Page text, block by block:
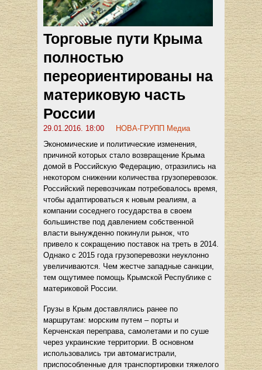
Торговые пути Крыма
полностью
переориентированы на
материковую часть
России
29.01.2016. 18:00
НОВА-ГРУПП Медиа
Экономические и политические изменения,
причиной которых стало возвращение Крыма
домой в Российскую Федерацию, отразились на
некотором снижении количества грузоперевозок.
Российский перевозчикам потребовалось время,
чтобы адаптироваться к новым реалиям, а
компании соседнего государства в своем
большинстве под давлением собственной
власти вынужденно покинули рынок, что
привело к сокращению поставок на треть в 2014.
Однако с 2015 года грузоперевозки неуклонно
увеличиваются. Чем жестче западные санкции,
тем ощутимее помощь Крымской Республике с
материковой России.
Грузы в Крым доставлялись ранее по
маршрутам: морским путем – порты и
Керченская переправа, самолетами и по суше
через украинские территории. В основном
использовались три автомагистрали,
приспособленные для транспортировки тяжелого